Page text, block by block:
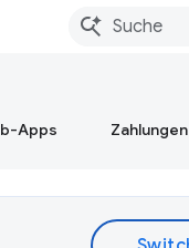
Apps Zahlungen